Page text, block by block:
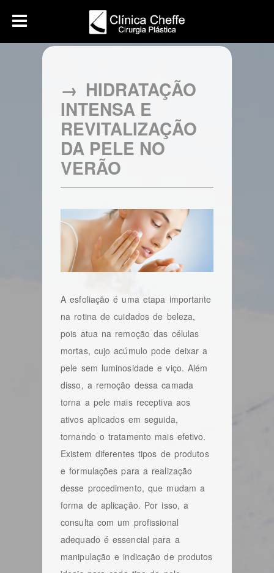
HIDRATAÇÃO
INTENSA E
REVITALIZAÇÃO
DA PELE NO
VERÃO
A esfoliação é uma etapa importante
na rotina de cuidados de beleza,
pois atua na remoção das células
mortas, cujo acúmulo pode deixar a
pele sem luminosidade e viço. Além
disso, a remoção dessa camada
torna a pele mais receptiva aos
ativos aplicados em seguida,
tornando o tratamento mais efetivo.
Existem diferentes tipos de produtos
e formulações para a realização
desse procedimento, que mudam a
forma de aplicação. Por isso, a
consulta com um profissional
adequado é essencial para a
manipulação e indicação de produtos